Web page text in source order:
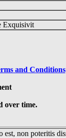
Exquisivit
and Conditions
over time.
est, non poteritis